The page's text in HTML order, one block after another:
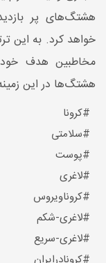
هشتگ‌های پر
خواهد کرد. به این
مخاطبین هدف خود
هشتگ‌ها در این
#کرونا
#سلامتی
#پوست
#لاغری
#کروناویروس
#لاغری-شکم
#لاغری-سریع